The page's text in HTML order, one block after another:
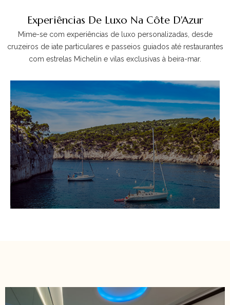
Experiências De Luxo Na Côte D'Azur
Mime-se com experiências de luxo personalizadas, desde
cruzeiros de iate particulares e passeios guiados até restaurantes
com estrelas Michelin e vilas exclusivas à beira-mar.
Parque Nacional das
Calanques
Hike through dramatic limestone cliffs and